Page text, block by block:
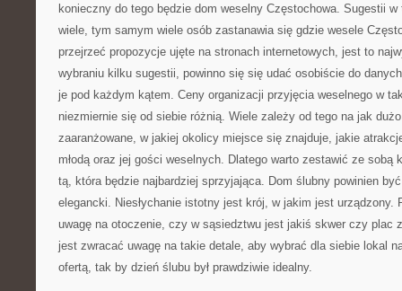
konieczny do tego będzie dom weselny Częstochowa. Sugestii
wiele, tym samym wiele osób zastanawia się gdzie wesele
przejrzeć propozycje ujęte na stronach internetowych, jest to
wybraniu kilku sugestii, powinno się się udać osobiście do
je pod każdym kątem. Ceny organizacji przyjęcia weselnego w
niezmiernie się od siebie różnią. Wiele zależy od tego na jak
zaaranżowane, w jakiej okolicy miejsce się znajduje, jakie
młodą oraz jej gości weselnych. Dlatego warto zestawić ze sobą
tą, która będzie najbardziej sprzyjająca. Dom ślubny powinien
elegancki. Niesłychanie istotny jest krój, w jakim jest urządzony.
uwagę na otoczenie, czy w sąsiedztwu jest jakiś skwer czy plac
jest zwracać uwagę na takie detale, aby wybrać dla siebie lokal
ofertą, tak by dzień ślubu był prawdziwie idealny.